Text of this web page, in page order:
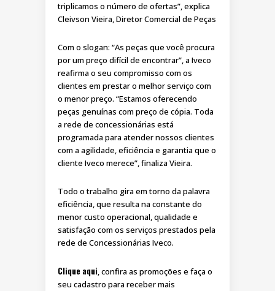
triplicamos o número de ofertas”, explica
Cleivson Vieira, Diretor Comercial de Peças
Com o slogan: “As peças que você procura
por um preço difícil de encontrar”, a Iveco
reafirma o seu compromisso com os
clientes em prestar o melhor serviço com
o menor preço. “Estamos oferecendo
peças genuínas com preço de cópia. Toda
a rede de concessionárias está
programada para atender nossos clientes
com a agilidade, eficiência e garantia que o
cliente Iveco merece”, finaliza Vieira.
Todo o trabalho gira em torno da palavra
eficiência, que resulta na constante do
menor custo operacional, qualidade e
satisfação com os serviços prestados pela
rede de Concessionárias Iveco.
Clique aqui, confira as promoções e faça o
seu cadastro para receber mais